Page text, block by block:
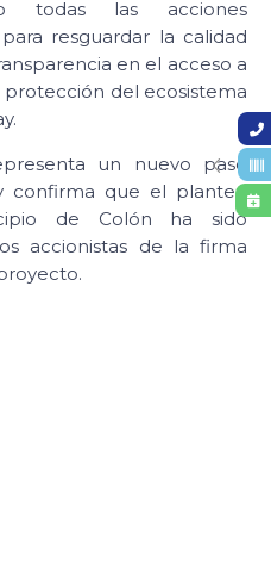
todas las acciones
resguardar la calidad
en el acceso a
del ecosistema
un nuevo paso
confirma que el planteo
de Colón ha sido
accionistas de la firma